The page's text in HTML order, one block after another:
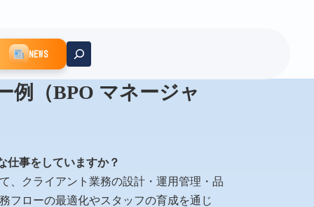
NEWS
例（BPO マネージャ
仕事をしていますか？
、クライアント業務の設計・運用管理・品
フローの最適化やスタッフの育成を通じ